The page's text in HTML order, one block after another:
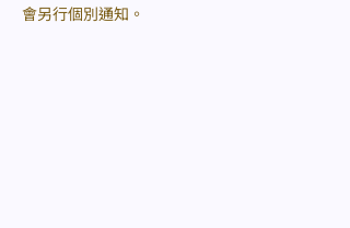
會另行個別通知。